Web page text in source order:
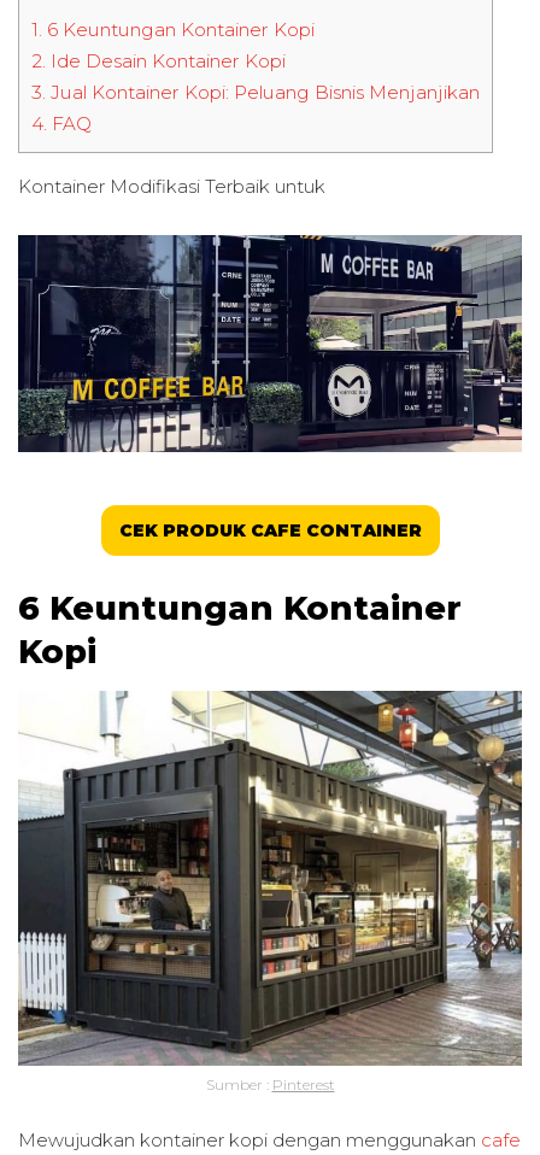
1. 6 Keuntungan Kontainer Kopi
2. Ide Desain Kontainer Kopi
3. Jual Kontainer Kopi: Peluang Bisnis Menjanjikan
4. FAQ
Kontainer Modifikasi Terbaik untuk
CEK PRODUK CAFE CONTAINER
6 Keuntungan Kontainer
Kopi
Sumber : Pinterest
Mewujudkan kontainer kopi dengan menggunakan cafe